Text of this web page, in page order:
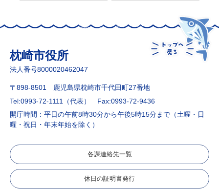
枕崎市役所
法人番号8000020462047
〒898-8501 鹿児島県枕崎市千代田町27番地
Tel:0993-72-1111（代表）
Fax:0993-72-9436
開庁時間：平日の午前8時30分から午後5時15分まで（土曜・日
曜・祝日・年末年始を除く）
各課連絡先一覧
休日の証明書発行